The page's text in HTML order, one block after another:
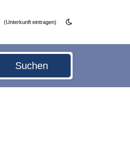
(Unterkunft eintragen)
Suchen